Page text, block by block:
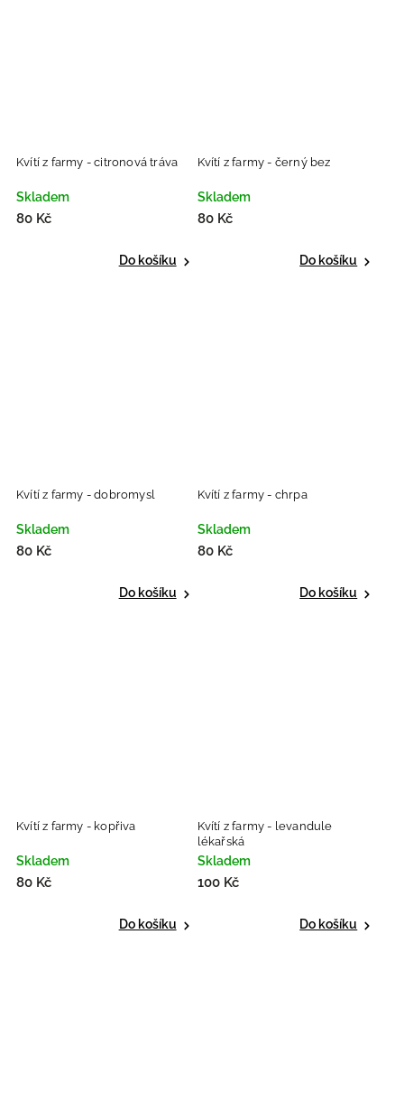
Kvítí z farmy - citronová tráva
Skladem
80 Kč
Do košíku
Kvítí z farmy - černý bez
Skladem
80 Kč
Do košíku
Kvítí z farmy - dobromysl
Skladem
80 Kč
Do košíku
Kvítí z farmy - chrpa
Skladem
80 Kč
Do košíku
Kvítí z farmy - kopřiva
Skladem
80 Kč
Do košíku
Kvítí z farmy - levandule
lékařská
Skladem
100 Kč
Do košíku